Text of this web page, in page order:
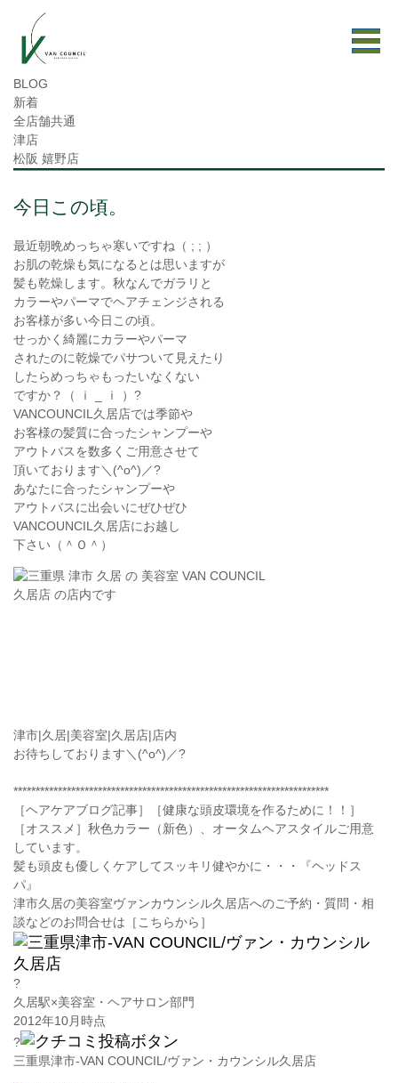
BLOG
新着
全店舗共通
津店
松阪 嬉野店
今日この頃。
最近朝晩めっちゃ寒いですね（ ; ; ）
お肌の乾燥も気になるとは思いますが
髪も乾燥します。秋なんでガラリと
カラーやパーマでヘアチェンジされる
お客様が多い今日この頃。
せっかく綺麗にカラーやパーマ
されたのに乾燥でパサついて見えたり
したらめっちゃもったいなくない
ですか？（ ｉ _ ｉ ）?
VANCOUNCIL久居店では季節や
お客様の髪質に合ったシャンプーや
アウトバスを数多くご用意させて
頂いております＼(^o^)／?
あなたに合ったシャンプーや
アウトバスに出会いにぜひぜひ
VANCOUNCIL久居店にお越し
下さい（＾Ｏ＾）
津市|久居|美容室|久居店|店内
お待ちしております＼(^o^)／?
***********************************************************************
［ヘアケアブログ記事］［健康な頭皮環境を作るために！！］
［オススメ］秋色カラー（新色）、オータムヘアスタイルご用意
しています。
髪も頭皮も優しくケアしてスッキリ健やかに・・・『ヘッドス
パ』
津市久居の美容室ヴァンカウンシル久居店へのご予約・質問・相
談などのお問合せは［こちらから］
?
久居駅×美容室・ヘアサロン部門
2012年10月時点
?
三重県津市-VAN COUNCIL/ヴァン・カウンシル久居店